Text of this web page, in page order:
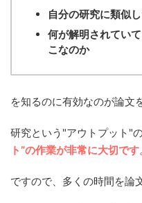
自分の研究に類似
何が解明されてい
こなのか
を知るのに有効なのが論文
研究という"アウトプット"の
ト”の作業が非常に大切です
ですので、多くの時間を論